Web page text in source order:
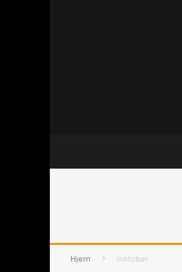
Hjem inktober